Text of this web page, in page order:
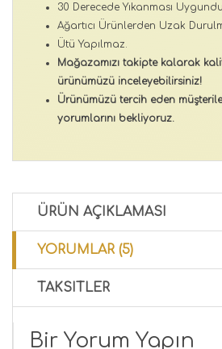
30 Derecede Yıkanması
Ağartıcı Ürünlerden Uzak
Ütü Yapılmaz.
Mağazamızı takipte kalarak
ürünümüzü inceleyebilirsiniz!
Ürünümüzü tercih eden
yorumlarını bekliyoruz.
ÜRÜN AÇIKLAMASI
YORUMLAR (5)
TAKSITLER
Bir Yorum Yapın